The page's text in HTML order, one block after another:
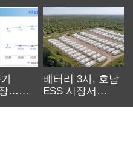
…
배터리 3사, 호남
ESS 시장서